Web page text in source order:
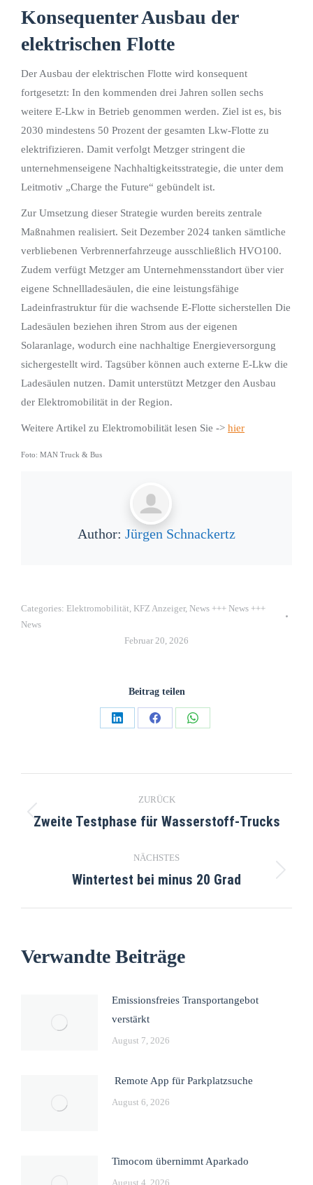
Konsequenter Ausbau der
elektrischen Flotte
Der Ausbau der elektrischen Flotte wird konsequent
fortgesetzt: In den kommenden drei Jahren sollen sechs
weitere E-Lkw in Betrieb genommen werden. Ziel ist es, bis
2030 mindestens 50 Prozent der gesamten Lkw-Flotte zu
elektrifizieren. Damit verfolgt Metzger stringent die
unternehmenseigene Nachhaltigkeitsstrategie, die unter dem
Leitmotiv „Charge the Future“ gebündelt ist.
Zur Umsetzung dieser Strategie wurden bereits zentrale
Maßnahmen realisiert. Seit Dezember 2024 tanken sämtliche
verbliebenen Verbrennerfahrzeuge ausschließlich HVO100.
Zudem verfügt Metzger am Unternehmensstandort über vier
eigene Schnellladesäulen, die eine leistungsfähige
Ladeinfrastruktur für die wachsende E-Flotte sicherstellen Die
Ladesäulen beziehen ihren Strom aus der eigenen
Solaranlage, wodurch eine nachhaltige Energieversorgung
sichergestellt wird. Tagsüber können auch externe E-Lkw die
Ladesäulen nutzen. Damit unterstützt Metzger den Ausbau
der Elektromobilität in der Region.
Weitere Artikel zu Elektromobilität lesen Sie -> hier
Foto: MAN Truck & Bus
Author: Jürgen Schnackertz
Categories: Elektromobilität KFZ Anzeiger, News +++ News +++
News
Februar 20, 2026
Beitrag teilen
ZURÜCK
Zweite Testphase für Wasserstoff-Trucks
NÄCHSTES
Wintertest bei minus 20 Grad
Verwandte Beiträge
Emissionsfreies Transportangebot
verstärkt
August 7, 2026
Remote App für Parkplatzsuche
August 6, 2026
Timocom übernimmt Aparkado
August 4, 2026